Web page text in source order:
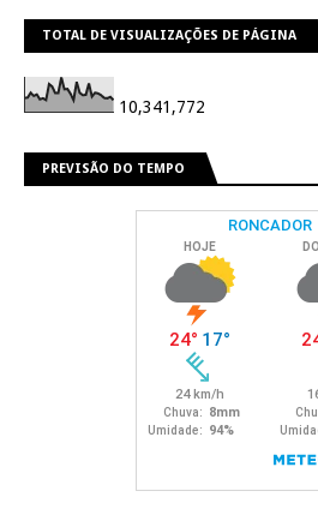
TOTAL DE VISUALIZAÇÕES DE PÁGINA
10,341,772
PREVISÃO DO TEMPO